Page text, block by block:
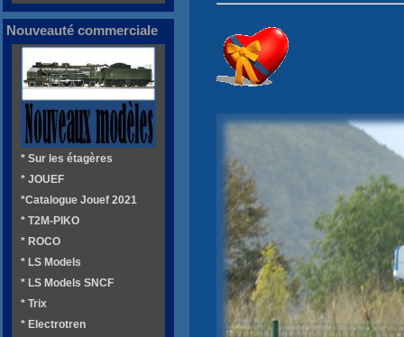
Nouveauté commerciale
* Sur les étagères
* JOUEF
*Catalogue Jouef 2021
* T2M-PIKO
* ROCO
* LS Models
* LS Models SNCF
* Trix
* Electrotren